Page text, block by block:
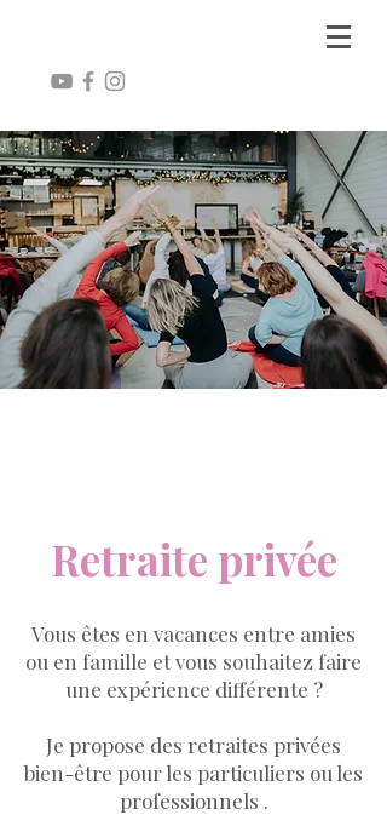
Retraite privée
Vous êtes en vacances entre amies
ou en famille et vous souhaitez faire
une expérience différente ?
Je propose des retraites privées
bien-être pour les particuliers ou les
professionnels .